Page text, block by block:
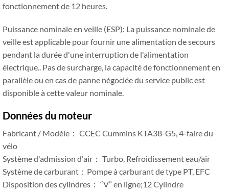
fonctionnement de 12 heures.
Puissance nominale en veille (ESP): La puissance nominale de
veille est applicable pour fournir une alimentation de secours
pendant la durée d'une interruption de l'alimentation
électrique.. Pas de surcharge, la capacité de fonctionnement en
parallèle ou en cas de panne négociée du service public est
disponible à cette valeur nominale.
Données du moteur
Fabricant / Modèle： CCEC Cummins KTA38-G5, 4-faire du
vélo
Système d'admission d'air： Turbo, Refroidissement eau/air
Système de carburant：Pompe à carburant de type PT, EFC
Disposition des cylindres： “V” en ligne;12 Cylindre